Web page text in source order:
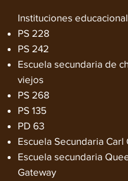
Instituciones
PS 228
PS 242
Escuela secundaria de
viejos
PS 268
PS 135
PD 63
Escuela Secundaria Carl
Escuela secundaria
Gateway